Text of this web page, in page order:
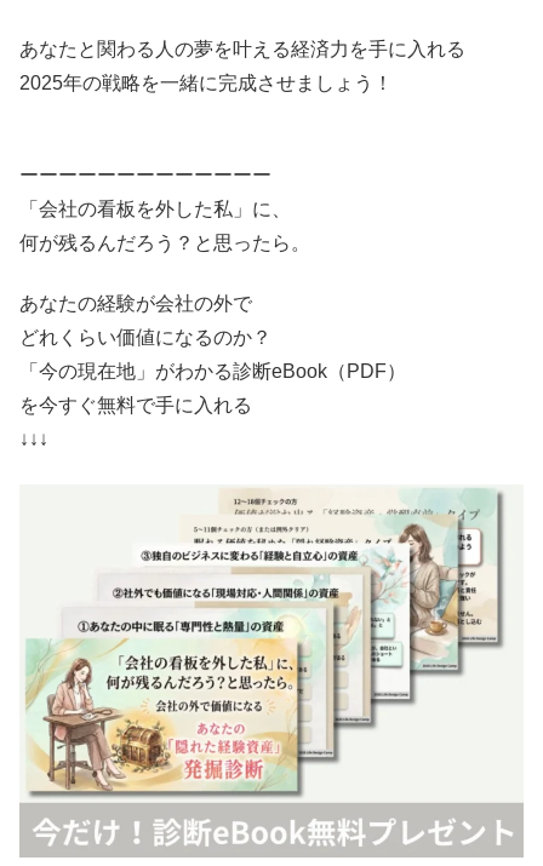
あなたと関わる人の夢を叶える経済力を手に入れる
2025年の戦略を一緒に完成させましょう！
ーーーーーーーーーーーーー
「会社の看板を外した私」に、
何が残るんだろう？と思ったら。
あなたの経験が会社の外で
どれくらい価値になるのか？
「今の現在地」がわかる診断eBook（PDF）
を今すぐ無料で手に入れる
↓↓↓